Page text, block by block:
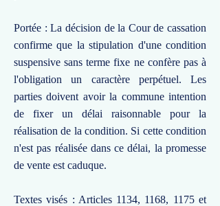
Portée : La décision de la Cour de cassation
confirme que la stipulation d'une condition
suspensive sans terme fixe ne confère pas à
l'obligation un caractère perpétuel. Les
parties doivent avoir la commune intention
de fixer un délai raisonnable pour la
réalisation de la condition. Si cette condition
n'est pas réalisée dans ce délai, la promesse
de vente est caduque.
Textes visés : Articles 1134, 1168, 1175 et